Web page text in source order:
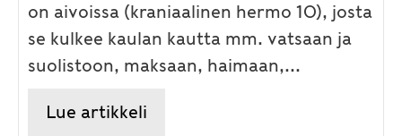
on aivoissa (kraniaalinen hermo 10), josta
se kulkee kaulan kautta mm. vatsaan ja
suolistoon, maksaan, haimaan,...
Lue artikkeli